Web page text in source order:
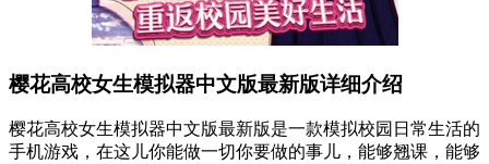
樱花高校女生模拟器中文版最新版详细介绍
樱花高校女生模拟器中文版最新版是一款模拟校园日常生活的
手机游戏，在这儿你能做一切你要做的事儿，能够翘课，能够